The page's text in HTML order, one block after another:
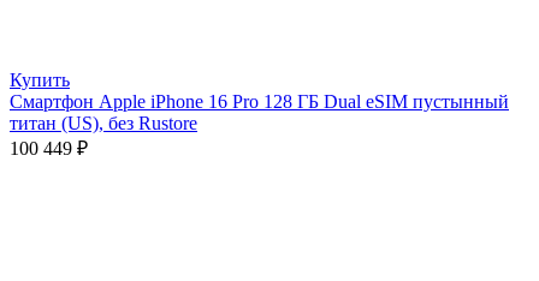
Купить
Смартфон Apple iPhone 16 Pro 128 ГБ Dual eSIM пустынный
титан (US), без Rustore
100 449 ₽